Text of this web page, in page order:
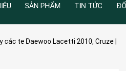
SẢN PHẨM TIN TỨC
các te Daewoo Lacetti 2010, Cruze |